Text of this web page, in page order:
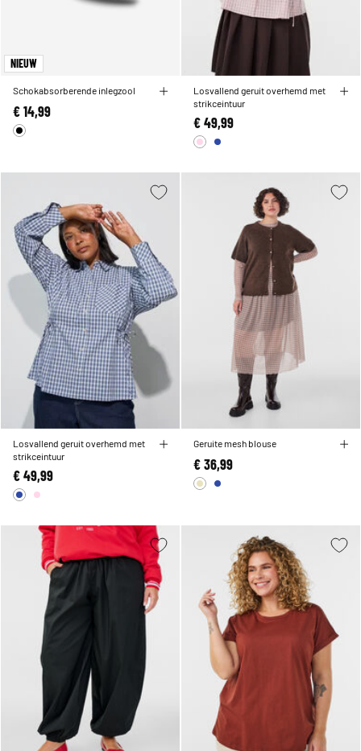
NIEUW
Schokabsorberende inlegzool
€ 14,99
Losvallend geruit overhemd met
strikceintuur
€ 49,99
Losvallend geruit overhemd met
strikceintuur
€ 49,99
Geruite mesh blouse
€ 36,99